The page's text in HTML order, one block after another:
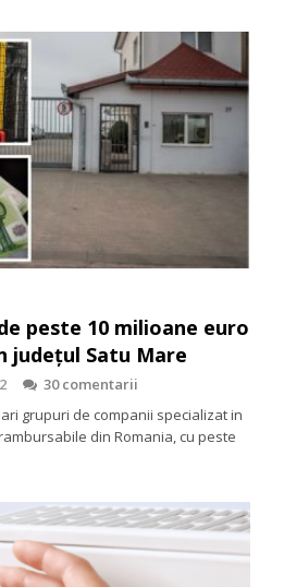
peste 10 milioane euro
județul Satu Mare
30 comentarii
grupuri de companii specializat in
din Romania, cu peste